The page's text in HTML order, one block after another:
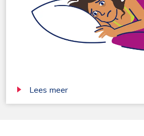
Lees meer